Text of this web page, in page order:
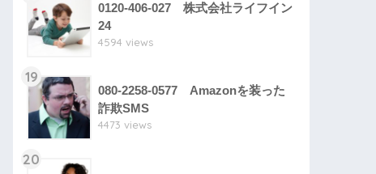
0120-406-027 株式会社ライフイン
24
4594 views
19
080-2258-0577 Amazonを装った
詐欺SMS
4473 views
20